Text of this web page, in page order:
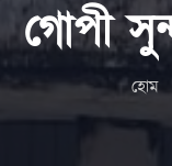
গোপী
হোম